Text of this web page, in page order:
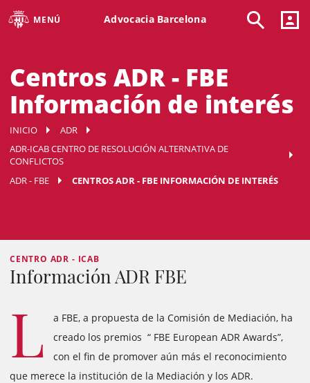
MENÚ Advocacia Barcelona
Centros ADR - FBE
Información de interés
INICIO
ADR
ADR-ICAB CENTRO DE RESOLUCIÓN ALTERNATIVA DE
CONFLICTOS
ADR - FBE
CENTROS ADR - FBE INFORMACIÓN DE INTERÉS
CENTRO ADR - ICAB
Información ADR FBE
L
a FBE, a propuesta de la Comisión de Mediación, ha
creado los premios “ FBE European ADR Awards”,
con el fin de promover aún más el reconocimiento
que merece la institución de la Mediación y los ADR.